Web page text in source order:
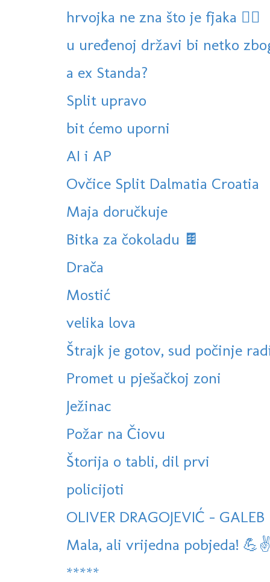
hrvojka ne zna što je fjaka 🤷‍♀️
u uređenoj državi bi netko
a ex Standa?
Split upravo
bit ćemo uporni
AI i AP
Ovčice Split Dalmatia Croatia
Maja doručkuje
Bitka za čokoladu 🍫
Drača
Mostić
velika lova
Štrajk je gotov, sud počinje
Promet u pješačkoj zoni
Ježinac
Požar na Čiovu
Štorija o tabli, dil prvi
policijoti
OLIVER DRAGOJEVIĆ -
Mala, ali vrijedna pobjeda!
*****